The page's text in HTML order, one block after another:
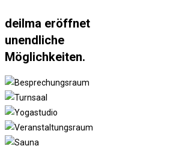
deilma eröffnet
unendliche
Möglichkeiten.